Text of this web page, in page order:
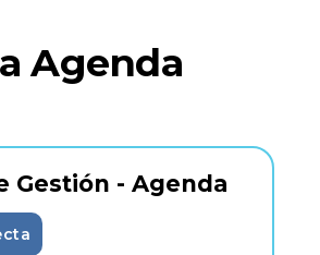
Agenda
Gestión - Agenda